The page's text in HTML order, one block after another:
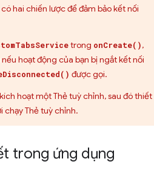
hai chiến lược để đảm bảo kết nối
trong onCreate(),
hoạt động của bạn bị ngắt kết nối
được gọi.
hoạt một Thẻ tuỳ chỉnh, sau đó thiết
chạy Thẻ tuỳ chỉnh.
trong ứng dụng